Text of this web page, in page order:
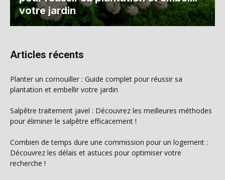
votre jardin
Articles récents
Planter un cornouiller : Guide complet pour réussir sa
plantation et embellir votre jardin
Salpêtre traitement javel : Découvrez les meilleures méthodes
pour éliminer le salpêtre efficacement !
Combien de temps dure une commission pour un logement :
Découvrez les délais et astuces pour optimiser votre
recherche !